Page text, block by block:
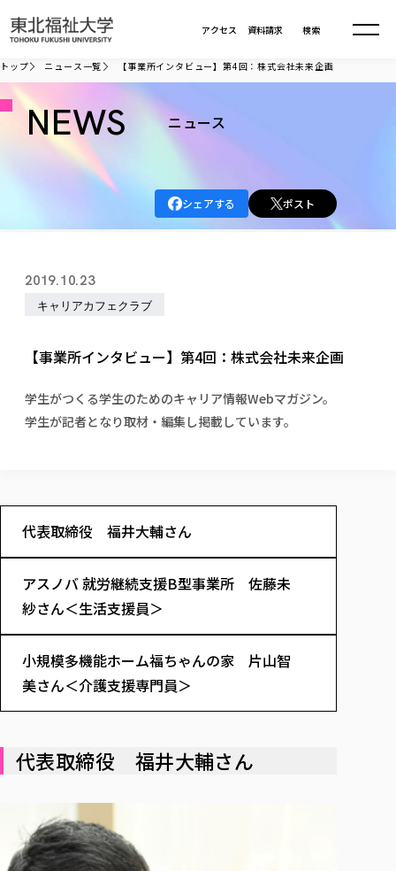
資料請求
アクセス 検索
大学について
建学の精神・教育の理念
教育方針
大学の概要
大学の歩み
校歌の歴史
校章・マーク・カラー
教職員募集
役員・評議員一覧
キャンパス案内
大学の取り組み
社会連携・研究
カリキュラム編成ガイドライン
本学のシラバスについて
大学広報誌「TFU Newsletter 東北福祉大学通信」
初年次教育（リエゾンゼミⅠ）について
リエゾンゼミ・ナビ（テキスト等）
お役立ち情報（リンク集）
放射線モニタリング測定結果（国見キャンパス）
情報公開
寄附行為
学校教育法施行規則第172条の2に基づく情報公開
教職課程における情報の公表
情報公開規程
学部・大学院
学部・大学院TOP
福祉心理学科
共生まちづくり学部
教育学部
教育学科
健康科学部
健康科学部
仏教専修科
大学院
大学院
総合福祉学研究科 社会福祉学専攻 博士課程
通信教育部
通信教育部
通信制大学院 総合福祉学研究科 社会福祉学専攻 修士課程
カリキュラム（学部・大学院）
学びの特徴
学びの特徴
ICT教育
初年次教育（リエゾンゼミⅠ）
教員紹介・業績
学びのサポート
デジタルパンフ
進学相談会
取得可能な資格・免許
進路・就職支援
東北福祉大学のキャリア教育
採用ご担当者様へ
センター長の挨拶
求人の受付について
単独学内説明会のご案内
在学生の方
在学生の方
資格取得報奨制度について
卒業生の方
卒業生の方
卒業後のキャリア支援体制
在学生による訪問、情報提供へのご協力のお願い
よくあるご質問
東北福祉大学のDNA
体育会・運動サークル紹介
大学指定団体紹介
海外留学・研修
外国人在学生
学生支援センター国際交流の活動
スタッフ紹介
ニュース一覧
東北福祉大学の研究活動
東北福祉大学の研究活動
東北福祉大学の研究紹介
共同研究等をご検討の皆様へ
東北福祉大学の紀要・リポジトリ
東北福祉大学の紀要・リポジトリ
研究紀要
教職研究
東北福祉大学機関リポジトリ
産学・産学官連携
産学・産学官連携
「高齢者のフレイル予防及びデジタルデバイド解消に向けた産
学生参加 × 産学官連携 ～ 「行学一如」の実践
社会貢献・地域連携活動
社会貢献・地域連携活動
社会貢献・地域連携活動報告書
伝承講座「311『伝える／備える』次世代塾」
JICA草の根技術協力事業
自治体・団体等との主な協定
自治体・団体等との主な協定
研究所について
研究者のご紹介
生涯教育・キャリア教育TOP
生涯学習・社会人講座
特別支援教育研究室
関連法人
取材について
施設利用
学内ポータルシステム
トップ ニュース一覧 【事業所インタビュー】第4回：株式会社未来企画
NEWS ニュース
シェアする ポスト
2019.10.23
キャリアカフェクラブ
【事業所インタビュー】第4回：株式会社未来企画
学生がつくる学生のためのキャリア情報Webマガジン。
学生が記者となり取材・編集し掲載しています。
代表取締役 福井大輔さん
アスノバ 就労継続支援B型事業所 佐藤未
紗さん＜生活支援員＞
小規模多機能ホーム福ちゃんの家 片山智
美さん＜介護支援専門員＞
代表取締役 福井大輔さん